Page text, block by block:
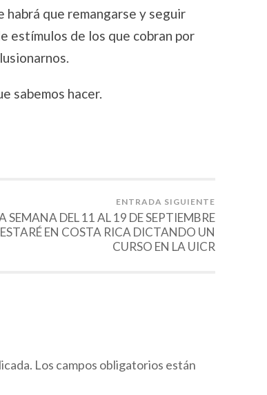
que remangarse y seguir
estímulos de los que cobran por
sabemos hacer.
ENTRADA SIGUIENTE
SEMANA DEL 11 AL 19 DE SEPTIEMBRE
ESTARÉ EN COSTA RICA DICTANDO UN
CURSO EN LA UICR
Los campos obligatorios están